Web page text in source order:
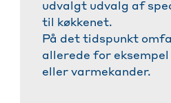
udvalgt udvalg af
til køkkenet.
På det tidspunkt
allerede for
eller varmekander.